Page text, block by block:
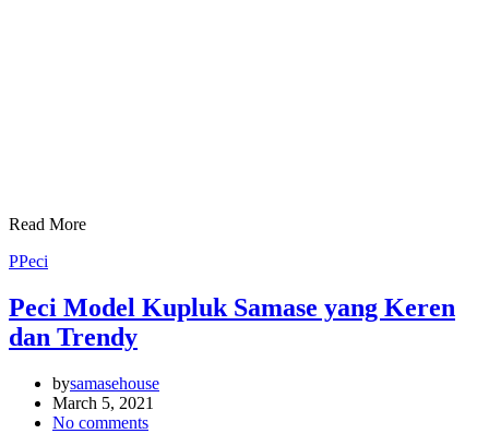
Read More
PPeci
Peci Model Kupluk Samase yang Keren
dan Trendy
bysamasehouse
March 5, 2021
No comments